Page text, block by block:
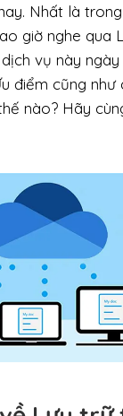
Nhất là
giờ nghe qua
vụ này
điểm cũng như
nào? Hãy